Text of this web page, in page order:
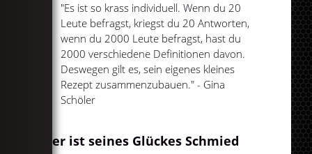
"Es ist so krass individuell. Wenn du 20
Leute befragst, kriegst du 20 Antworten,
wenn du 2000 Leute befragst, hast du
2000 verschiedene Definitionen davon.
Deswegen gilt es, sein eigenes kleines
Rezept zusammenzubauen." - Gina
Schöler
Jeder ist seines Glückes Schmied